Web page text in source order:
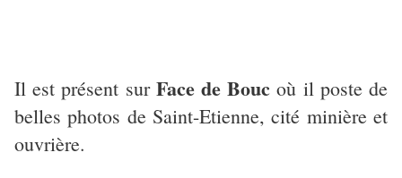
Il est présent sur Face de Bouc où il poste de
belles photos de Saint-Etienne, cité minière et
ouvrière.